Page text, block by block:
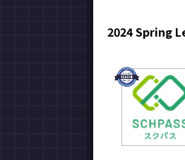
2024 Spring